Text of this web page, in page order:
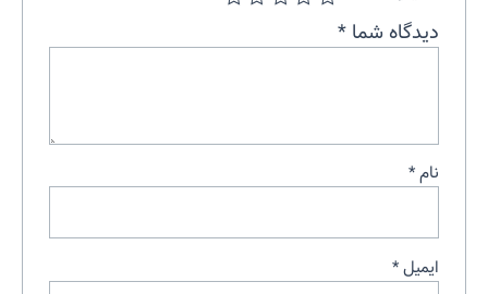
دیدگاه شما*
نام*
ایمیل*